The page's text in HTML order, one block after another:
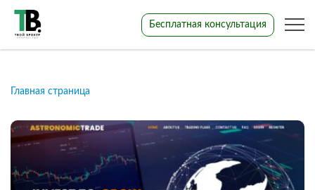
Бесплатная консультация
Главная страница